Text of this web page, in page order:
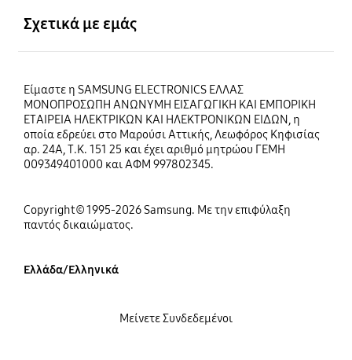
Σχετικά με εμάς
Είμαστε η SAMSUNG ELECTRONICS ΕΛΛΑΣ
ΜΟΝΟΠΡΟΣΩΠΗ ΑΝΩΝΥΜΗ ΕΙΣΑΓΩΓΙΚΗ ΚΑΙ ΕΜΠΟΡΙΚΗ
ΕΤΑΙΡΕΙΑ ΗΛΕΚΤΡΙΚΩΝ ΚΑΙ ΗΛΕΚΤΡΟΝΙΚΩΝ ΕΙΔΩΝ, η
οποία εδρεύει στο Μαρούσι Αττικής, Λεωφόρος Κηφισίας
αρ. 24Α, Τ.Κ. 151 25 και έχει αριθμό μητρώου ΓΕΜΗ
009349401000 και ΑΦΜ 997802345.
Copyright© 1995-2026 Samsung. Με την επιφύλαξη
παντός δικαιώματος.
Ελλάδα/Ελληνικά
Μείνετε Συνδεδεμένοι